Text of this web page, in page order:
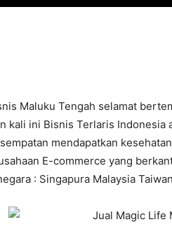
Maluku Tengah selamat
kali ini Bisnis Terlaris
mendapatkan
E-commerce yang
: Singapura Malaysia